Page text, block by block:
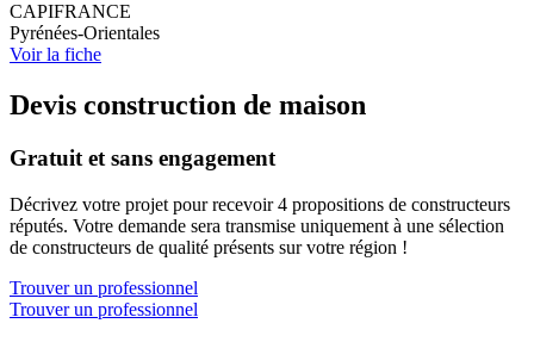
CAPIFRANCE
Pyrénées-Orientales
Voir la fiche
Devis construction de maison
Gratuit et sans engagement
Décrivez votre projet pour recevoir 4 propositions de constructeurs
réputés. Votre demande sera transmise uniquement à une sélection
de constructeurs de qualité présents sur votre région !
Trouver un professionnel
Trouver un professionnel